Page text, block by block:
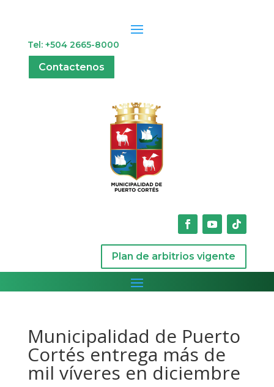
Tel: +504 2665-8000
Contactenos
Plan de arbitrios vigente
Municipalidad de Puerto
Cortés entrega más de
mil víveres en diciembre